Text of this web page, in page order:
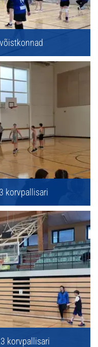
korvpallisari
korvpallisari